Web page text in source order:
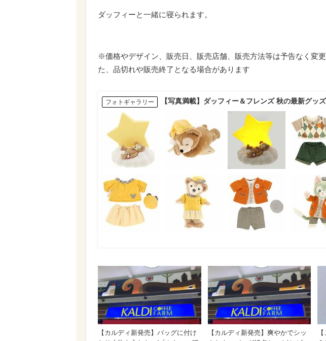
ダッフィーと一緒に寝られます。
※価格やデザイン、販売日、販売店舗、販売方法等は予告なく変
た、品切れや販売終了となる場合があります
フォトギャラリー 【写真満載】ダッフィー＆フレンズ 秋の最新グッ